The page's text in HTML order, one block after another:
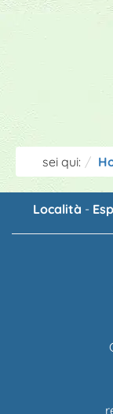
sei qui:
Località -